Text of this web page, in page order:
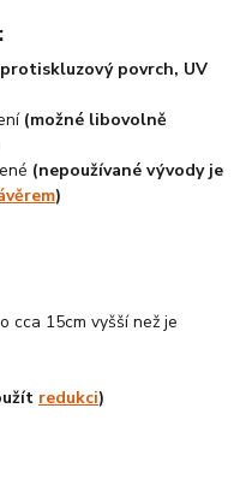
povrch, UV
(možné libovolně
(nepoužívané vývody je
)
cca 15cm vyšší než je
redukci)